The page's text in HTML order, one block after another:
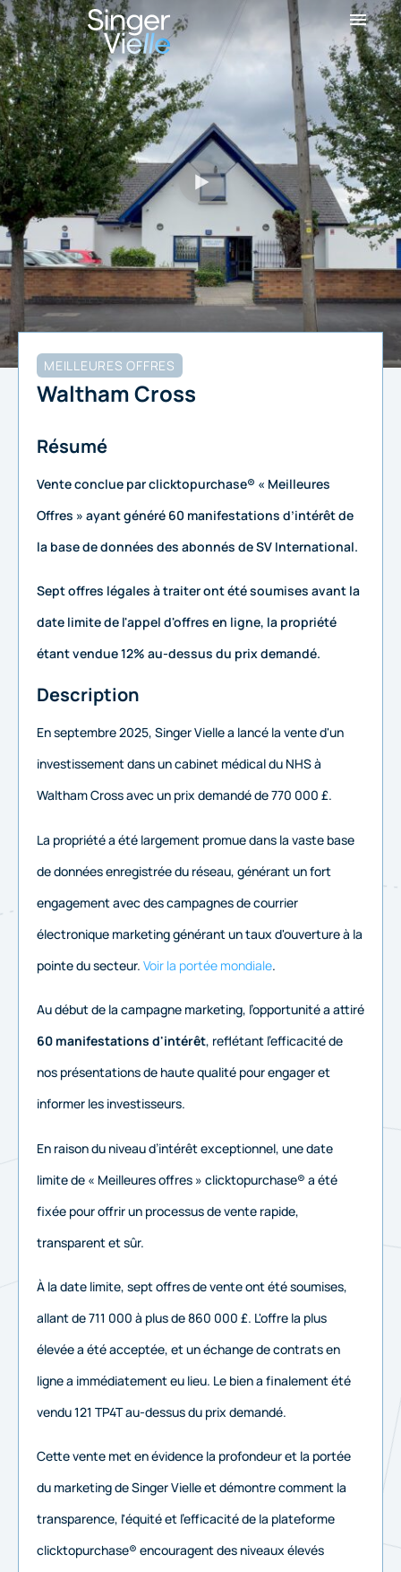
MEILLEURES OFFRES
Waltham Cross
Résumé
Vente conclue par clicktopurchase® « Meilleures
Offres » ayant généré 60 manifestations d’intérêt de
la base de données des abonnés de SV International.
Sept offres légales à traiter ont été soumises avant la
date limite de l'appel d'offres en ligne, la propriété
étant vendue 12% au-dessus du prix demandé.
Description
En septembre 2025, Singer Vielle a lancé la vente d'un
investissement dans un cabinet médical du NHS à
Waltham Cross avec un prix demandé de 770 000 £.
La propriété a été largement promue dans la vaste base
de données enregistrée du réseau, générant un fort
engagement avec des campagnes de courrier
électronique marketing générant un taux d'ouverture à la
pointe du secteur. Voir la portée mondiale.
Au début de la campagne marketing, l’opportunité a attiré
60 manifestations d'intérêt, reflétant l’efficacité de
nos présentations de haute qualité pour engager et
informer les investisseurs.
En raison du niveau d’intérêt exceptionnel, une date
limite de « Meilleures offres » clicktopurchase® a été
fixée pour offrir un processus de vente rapide,
transparent et sûr.
À la date limite, sept offres de vente ont été soumises,
allant de 711 000 à plus de 860 000 £. L'offre la plus
élevée a été acceptée, et un échange de contrats en
ligne a immédiatement eu lieu. Le bien a finalement été
vendu 121 TP4T au-dessus du prix demandé.
Cette vente met en évidence la profondeur et la portée
du marketing de Singer Vielle et démontre comment la
transparence, l'équité et l'efficacité de la plateforme
clicktopurchase® encouragent des niveaux élevés